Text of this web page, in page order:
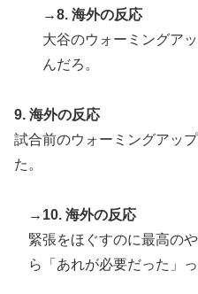
→8. 海外の反応
大谷のウォーミングア
んだろ。
9. 海外の反応
試合前のウォーミングアッ
た。
→10. 海外の反応
緊張をほぐすのに最高の
ら「あれが必要だった」